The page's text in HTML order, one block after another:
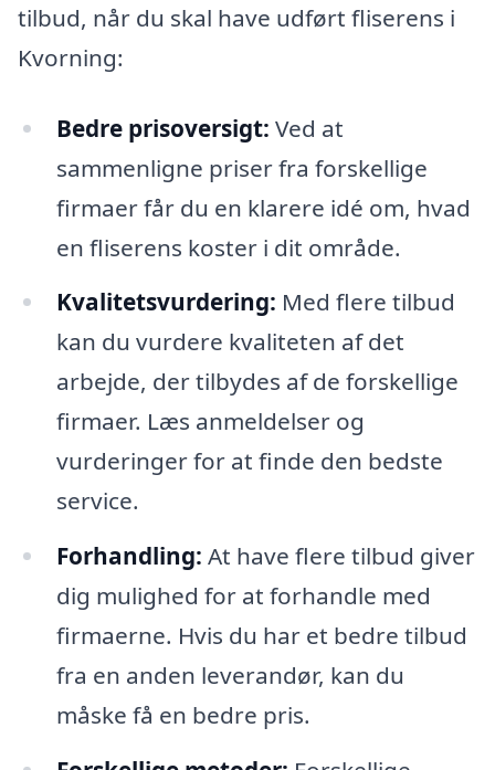
tilbud, når du skal have udført fliserens i
Kvorning:
Bedre prisoversigt: Ved at
sammenligne priser fra forskellige
firmaer får du en klarere idé om, hvad
en fliserens koster i dit område.
Kvalitetsvurdering: Med flere tilbud
kan du vurdere kvaliteten af det
arbejde, der tilbydes af de forskellige
firmaer. Læs anmeldelser og
vurderinger for at finde den bedste
service.
Forhandling: At have flere tilbud giver
dig mulighed for at forhandle med
firmaerne. Hvis du har et bedre tilbud
fra en anden leverandør, kan du
måske få en bedre pris.